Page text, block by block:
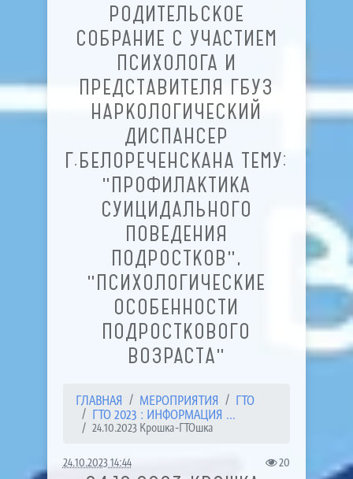
РОДИТЕЛЬСКОЕ
СОБРАНИЕ С УЧАСТИЕМ
ПСИХОЛОГА И
ПРЕДСТАВИТЕЛЯ ГБУЗ
НАРКОЛОГИЧЕСКИЙ
ДИСПАНСЕР
Г.БЕЛОРЕЧЕНСКАНА ТЕМУ:
"ПРОФИЛАКТИКА
СУИЦИДАЛЬНОГО
ПОВЕДЕНИЯ
ПОДРОСТКОВ",
"ПСИХОЛОГИЧЕСКИЕ
ОСОБЕННОСТИ
ПОДРОСТКОВОГО
ВОЗРАСТА"
ГЛАВНАЯ МЕРОПРИЯТИЯ
ГТО
ГТО 2023 : ИНФОРМАЦИЯ ...
24.10.2023 Крошка-ГТОшка
24.10.2023 14:44 20